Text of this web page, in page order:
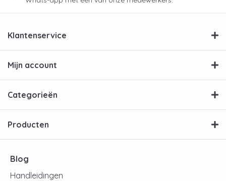
Klantenservice
Mijn account
Categorieën
Producten
Blog
Handleidingen